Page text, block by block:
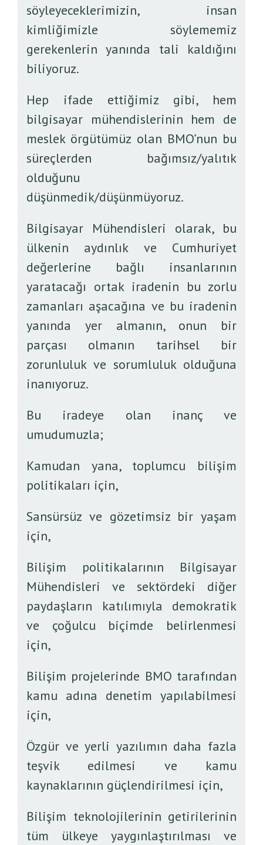
söyleyeceklerimizin, insan
kimliğimizle söylememiz
gerekenlerin yanında tali kaldığını
biliyoruz.
Hep ifade ettiğimiz gibi, hem
bilgisayar mühendislerinin hem de
meslek örgütümüz olan BMO’nun bu
süreçlerden bağımsız/yalıtık
olduğunu
düşünmedik/düşünmüyoruz.
Bilgisayar Mühendisleri olarak, bu
ülkenin aydınlık ve Cumhuriyet
değerlerine bağlı insanlarının
yaratacağı ortak iradenin bu zorlu
zamanları aşacağına ve bu iradenin
yanında yer almanın, onun bir
parçası olmanın tarihsel bir
zorunluluk ve sorumluluk olduğuna
inanıyoruz.
Bu iradeye olan inanç ve
umudumuzla;
Kamudan yana, toplumcu bilişim
politikaları için,
Sansürsüz ve gözetimsiz bir yaşam
için,
Bilişim politikalarının Bilgisayar
Mühendisleri ve sektördeki diğer
paydaşların katılımıyla demokratik
ve çoğulcu biçimde belirlenmesi
için,
Bilişim projelerinde BMO tarafından
kamu adına denetim yapılabilmesi
için,
Özgür ve yerli yazılımın daha fazla
teşvik edilmesi ve kamu
kaynaklarının güçlendirilmesi için,
Bilişim teknolojilerinin getirilerinin
tüm ülkeye yaygınlaştırılması ve